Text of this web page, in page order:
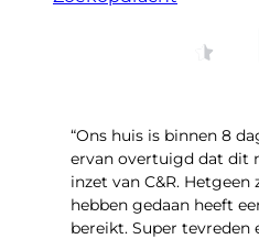
“Ons huis is binnen 8
ervan overtuigd dat dit
inzet van C&R.
hebben gedaan heeft
bereikt. Super tevreden